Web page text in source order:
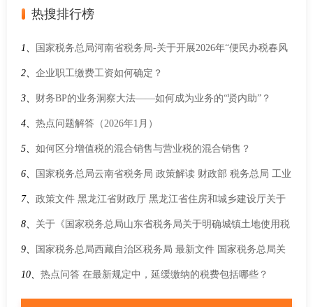
热搜排行榜
1、 国家税务总局河南省税务局-关于开展2026年“便民办税春风
行动”的意见
2、 企业职工缴费工资如何确定？
3、 财务BP的业务洞察大法——如何成为业务的“贤内助”？
4、 热点问题解答（2026年1月）
5、 如何区分增值税的混合销售与营业税的混合销售？
6、 国家税务总局云南省税务局 政策解读 财政部 税务总局 工业
和信息化部有关司负责人就调整节能汽车、新能源汽车车船税
优惠政策答记者问
7、 政策文件 黑龙江省财政厅 黑龙江省住房和城乡建设厅关于
调整全省土地增值税预征率的公告
8、 关于《国家税务总局山东省税务局关于明确城镇土地使用税
困难减免有关事项的公告》的解读
9、 国家税务总局西藏自治区税务局 最新文件 国家税务总局关
于修改《境外旅客购物离境退税管理办法（试行）》的公告
10、 热点问答 在最新规定中，延缓缴纳的税费包括哪些？